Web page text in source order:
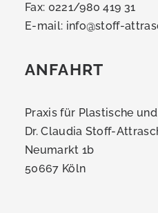
Fax: 0221/980 419 31
E-mail: info@stoff-
ANFAHRT
Praxis für Plastische
Dr. Claudia Stoff-
Neumarkt 1b
50667 Köln